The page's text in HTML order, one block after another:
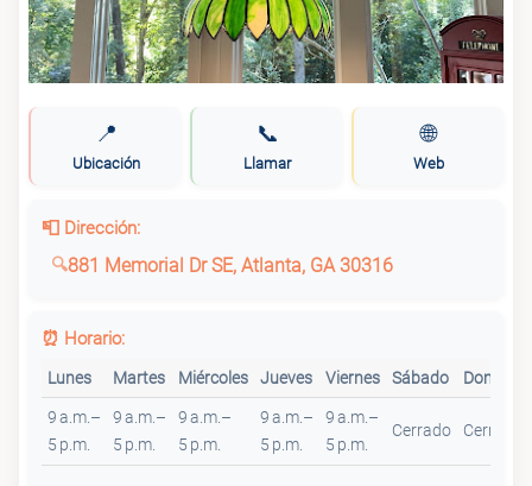
📍
Ubicación
📞
Llamar
🌐
Web
📮 Dirección:
881 Memorial Dr SE, Atlanta, GA 30316
⏰ Horario:
Lunes Martes Miércoles Jueves Viernes Sábado Domingo
9 a.m.–
5 p.m.
9 a.m.–
5 p.m.
9 a.m.–
5 p.m.
9 a.m.–
5 p.m.
9 a.m.–
5 p.m.
Cerrado Cerrado